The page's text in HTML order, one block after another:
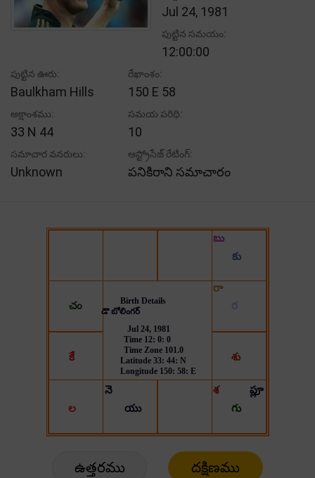
Jul 24, 1981
పుట్టిన సమయం:
12:00:00
పుట్టిన ఊరు:
Baulkham Hills
రేఖాంశం:
150 E 58
అక్షాంశము:
33 N 44
సమయ పరిధి:
10
సమాచార వనరులు:
Unknown
ఆస్ట్రోసేజ్ రేటింగ్:
పనికిరాని సమాచారం
ఉత్తరము దక్షిణము